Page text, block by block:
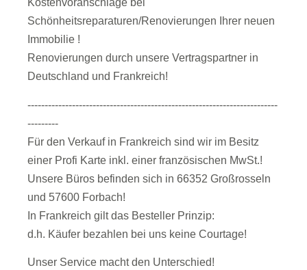
Kostenvoranschläge bei
Schönheitsreparaturen/Renovierungen Ihrer neuen
Immobilie !
Renovierungen durch unsere Vertragspartner in
Deutschland und Frankreich!
-------------------------------------------------------------------------
---------
Für den Verkauf in Frankreich sind wir im Besitz
einer Profi Karte inkl. einer französischen MwSt.!
Unsere Büros befinden sich in 66352 Großrosseln
und 57600 Forbach!
In Frankreich gilt das Besteller Prinzip:
d.h. Käufer bezahlen bei uns keine Courtage!
Unser Service macht den Unterschied!